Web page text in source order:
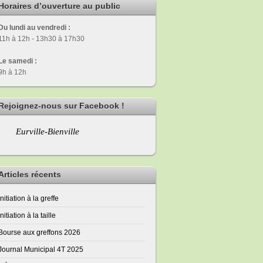
d’ouverture au public
lundi au vendredi :
à 12h - 13h30 à 17h30
samedi :
à 12h
nous sur Facebook !
Eurville-Bienville
récents
à la greffe
à la taille
aux greffons 2026
Municipal 4T 2025